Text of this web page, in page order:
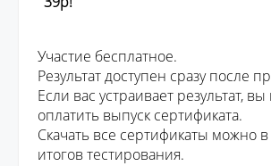
Участие бесплатное.
Результат доступен сразу после
Если вас устраивает результат,
оплатить выпуск сертификата.
Скачать все сертификаты можно
итогов тестирования.